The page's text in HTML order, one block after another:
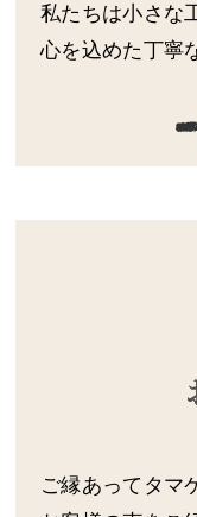
私たちは小さな
心を込めた丁寧
ご縁あってタマ